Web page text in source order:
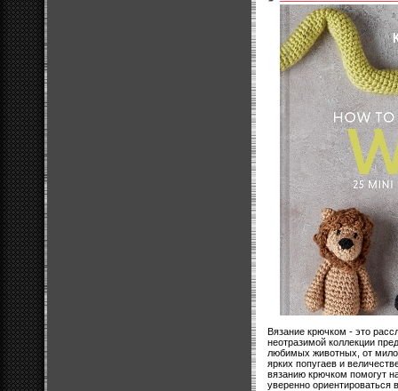
Вязание крючком - это
неотразимой коллекции
любимых животных, от
ярких попугаев и
вязанию крючком помогут
уверенно ориентироваться